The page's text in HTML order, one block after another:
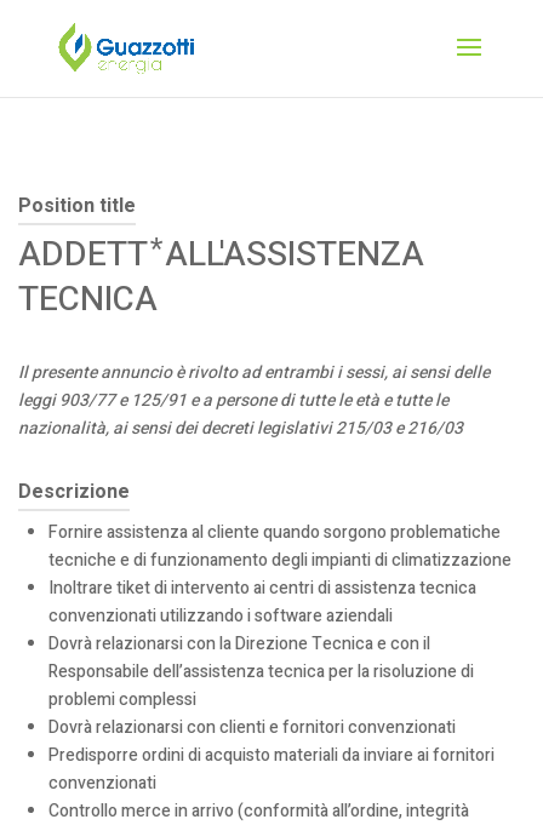
Position title
ADDETT ⃰ ALL'ASSISTENZA
TECNICA
Il presente annuncio è rivolto ad entrambi i sessi, ai sensi delle
leggi 903/77 e 125/91 e a persone di tutte le età e tutte le
nazionalità, ai sensi dei decreti legislativi 215/03 e 216/03
Descrizione
Fornire assistenza al cliente quando sorgono problematiche
tecniche e di funzionamento degli impianti di climatizzazione
Inoltrare tiket di intervento ai centri di assistenza tecnica
convenzionati utilizzando i software aziendali
Dovrà relazionarsi con la Direzione Tecnica e con il
Responsabile dell’assistenza tecnica per la risoluzione di
problemi complessi
Dovrà relazionarsi con clienti e fornitori convenzionati
Predisporre ordini di acquisto materiali da inviare ai fornitori
convenzionati
Controllo merce in arrivo (conformità all’ordine, integrità